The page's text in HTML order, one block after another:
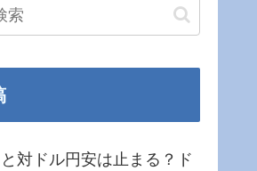
対ドル円安は止まる？ド